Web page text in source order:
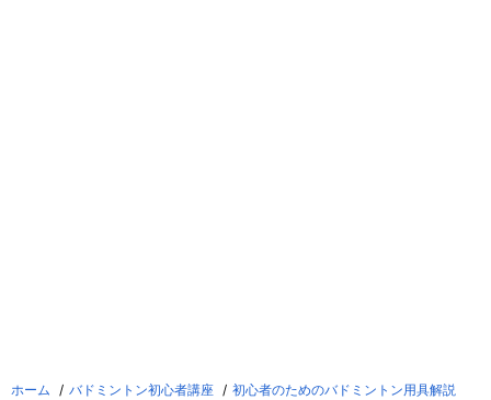
ホーム バドミントン初心者講座
初心者のためのバドミントン用具解説